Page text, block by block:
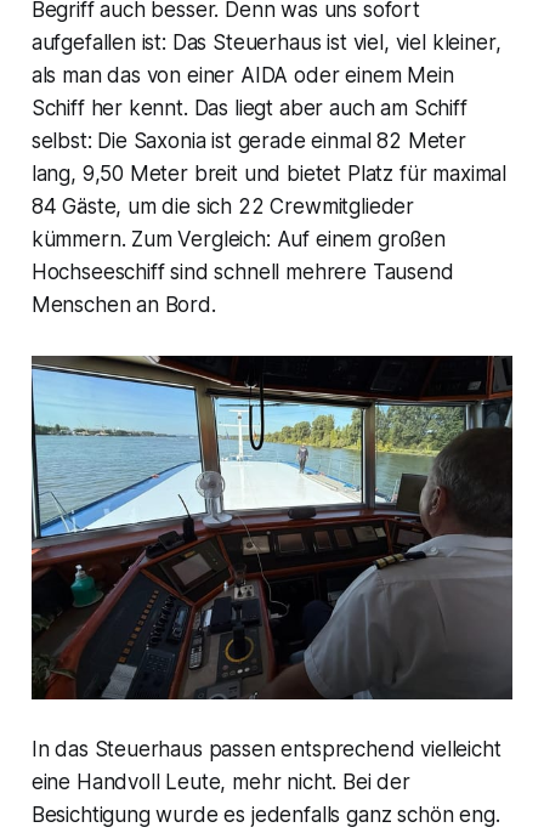
Begriff auch besser. Denn was uns sofort
aufgefallen ist: Das Steuerhaus ist viel, viel kleiner,
als man das von einer AIDA oder einem Mein
Schiff her kennt. Das liegt aber auch am Schiff
selbst: Die Saxonia ist gerade einmal 82 Meter
lang, 9,50 Meter breit und bietet Platz für maximal
84 Gäste, um die sich 22 Crewmitglieder
kümmern. Zum Vergleich: Auf einem großen
Hochseeschiff sind schnell mehrere Tausend
Menschen an Bord.
In das Steuerhaus passen entsprechend vielleicht
eine Handvoll Leute, mehr nicht. Bei der
Besichtigung wurde es jedenfalls ganz schön eng.